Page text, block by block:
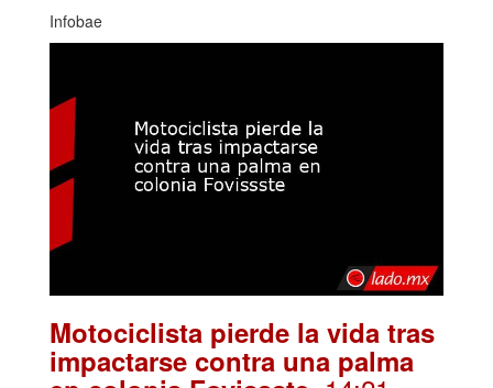
Infobae
Motociclista pierde la vida tras
impactarse contra una palma